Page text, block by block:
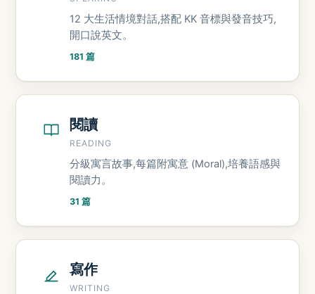
12 大生活情境對話,搭配 KK 音標與發音技巧,
開口說英文。
181 篇
閱讀
READING
分級寓言故事,每篇附寓意 (Moral),培養語感與
閱讀力。
31 篇
寫作
WRITING